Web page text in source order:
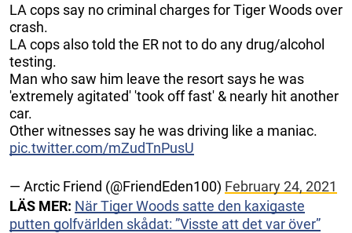
LA cops say no criminal charges for Tiger Woods over
crash.
LA cops also told the ER not to do any drug/alcohol
testing.
Man who saw him leave the resort says he was
'extremely agitated' 'took off fast' & nearly hit another
car.
Other witnesses say he was driving like a maniac.
pic.twitter.com/mZudTnPusU
— Arctic Friend (@FriendEden100) February 24, 2021
LÄS MER: När Tiger Woods satte den kaxigaste
putten golfvärlden skådat: ”Visste att det var över”